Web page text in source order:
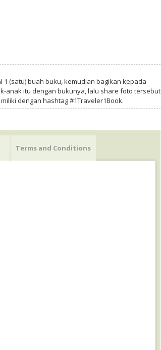
(satu) buah buku, kemudian bagikan kepada
anak itu dengan bukunya, lalu share foto tersebut
dengan hashtag #1Traveler1Book.
Terms and Conditions